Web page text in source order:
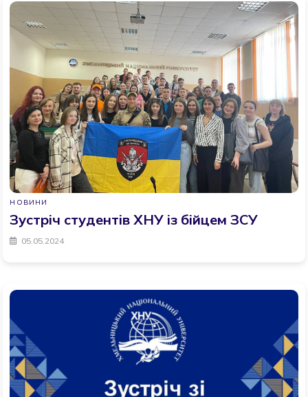
НОВИНИ
Зустріч студентів ХНУ із бійцем ЗСУ
05.05.2024